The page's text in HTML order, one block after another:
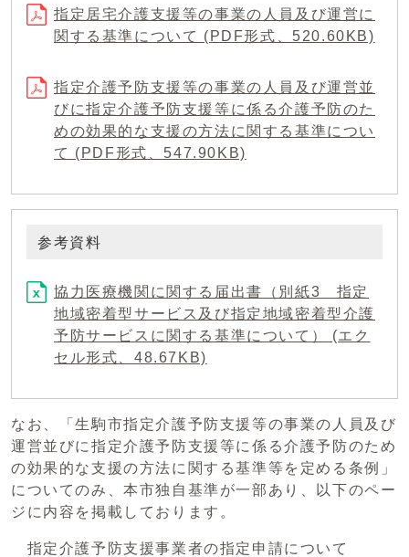
指定居宅介護支援等の事業の人員及び運営に
関する基準について (PDF形式、520.60KB)
指定介護予防支援等の事業の人員及び運営並
びに指定介護予防支援等に係る介護予防のた
めの効果的な支援の方法に関する基準につい
て (PDF形式、547.90KB)
参考資料
協力医療機関に関する届出書（別紙3 指定
地域密着型サービス及び指定地域密着型介護
予防サービスに関する基準について） (エク
セル形式、48.67KB)
なお、「生駒市指定介護予防支援等の事業の人員及び
運営並びに指定介護予防支援等に係る介護予防のため
の効果的な支援の方法に関する基準等を定める条例」
についてのみ、本市独自基準が一部あり、以下のペー
ジに内容を掲載しております。
指定介護予防支援事業者の指定申請について